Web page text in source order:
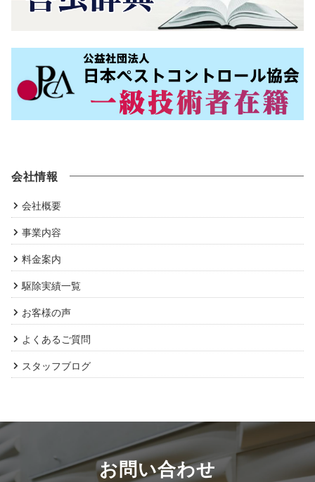
会社情報
会社概要
事業内容
料金案内
駆除実績一覧
お客様の声
よくあるご質問
スタッフブログ
お問い合わせ